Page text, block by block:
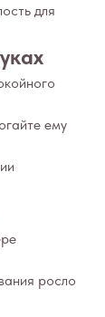
для
ему
росло